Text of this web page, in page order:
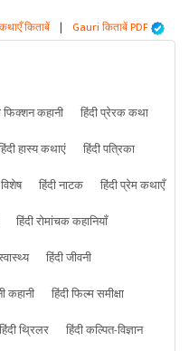
किताबें | Gauri किताबें PDF
फिक्शन कहानी
हिंदी प्रेरक कथा
हास्य कथाएं
हिंदी पत्रिका
हिंदी नाटक
हिंदी प्रेम कथाएँ
हिंदी रोमांचक कहानियाँ
हिंदी जीवनी
कहानी
हिंदी फिल्म समीक्षा
हिंदी थ्रिलर
हिंदी कल्पित-विज्ञान